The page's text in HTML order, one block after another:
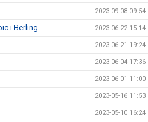
2023-09-08 09:54
i Berling 2023-06-22 15:14
2023-06-21 19:24
2023-06-04 17:36
2023-06-01 11:00
2023-05-16 11:53
2023-05-10 16:24